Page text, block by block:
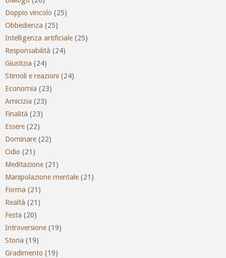
Doppio vincolo (25)
Obbedienza (25)
Intelligenza artificiale (25)
Responsabilità (24)
Giustizia (24)
Stimoli e reazioni (24)
Economia (23)
Amicizia (23)
Finalità (23)
Essere (22)
Dominare (22)
Odio (21)
Meditazione (21)
Manipolazione mentale (21)
Forma (21)
Realtà (21)
Festa (20)
Introversione (19)
Storia (19)
Gradimento (19)